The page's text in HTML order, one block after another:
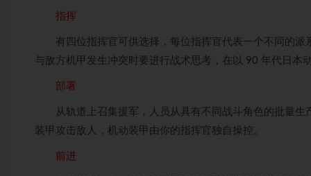
指挥
有四位指挥官可供选择，每位指挥官代表一个不同的派
与敌方机甲发生冲突时要进行战术思考，在以 90 年代日本
部署
从轨道上召集援军，人员从具有不同战斗角色的批量生
装甲攻击敌人，机动装甲由你的指挥官独自操控。
前进